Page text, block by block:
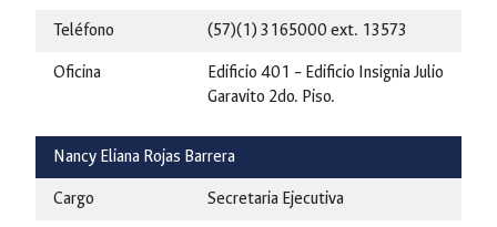
Teléfono
(57)(1) 3165000 ext. 13573
Oficina
Edificio 401 – Edificio Insignia Julio
Garavito 2do. Piso.
Nancy Eliana Rojas Barrera
Cargo
Secretaria Ejecutiva